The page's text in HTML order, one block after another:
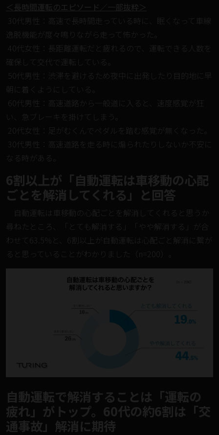
＜長時間運転のエピソード／一部抜粋＞
30代男性：高速で長時間走っている時に、眠くなって車線
逸脱機能が度々鳴りながら走って怖かった。
40代女性：長距離運転だと疲れるので、運転できる人数を
確保して交代で運転している。
50代男性：渋滞を避けるため夜中に出発したり目的地に早
朝に着くようにしている。
60代男性：高速道路から一般道に入ると、速度感覚が狂
い、急ブレーキを掛けてしまう。
20代女性：足がむくんでペダルを踏む感覚が無くなった。
30代男性：高速道路を走る時に煽られたりしないか不安に
なる時がある。
6割以上が「自動運転は車移動の心配
ごとを解消してくれる」と回答
自動運転は車移動の心配ごとを解消してくれると思うか
尋ねたところ、「とても解消する」「やや解消する」が合
わせて63.5%と、6割以上が自動運転は心配ごと解消に繋が
ると思っていることがわかりました（n=200）。
自動運転で解消することは「運転の
疲れ」がトップ。60代の約6割は「交
通事故」解消に期待